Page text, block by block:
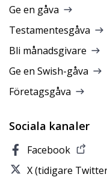
Ge en gåva
Testamentesgåva
Bli månadsgivare
Ge en Swish-gåva
Företagsgåva
Sociala kanaler
Facebook
X (tidigare